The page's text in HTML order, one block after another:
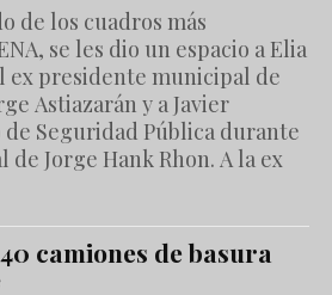
de los cuadros más
se les dio un espacio a Elia
ex presidente municipal de
Astiazarán y a Javier
Seguridad Pública durante
Jorge Hank Rhon. A la ex
camiones de basura